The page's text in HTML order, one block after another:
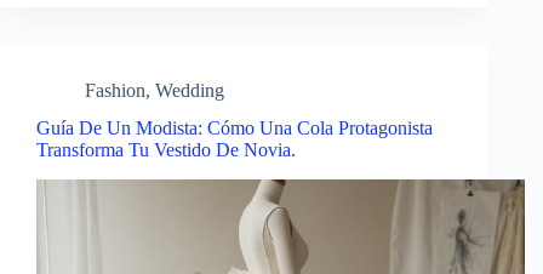
Fashion, Wedding
Guía De Un Modista: Cómo Una Cola Protagonista
Transforma Tu Vestido De Novia.